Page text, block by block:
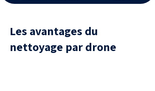
Les avantages du
nettoyage par drone